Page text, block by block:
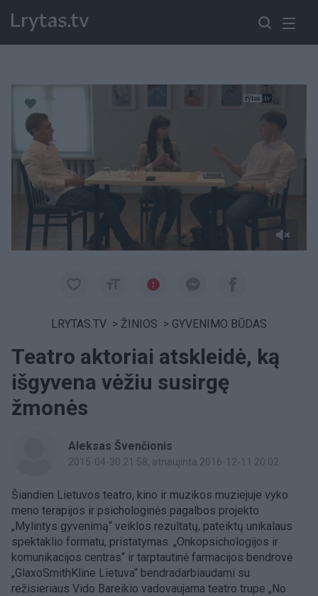
LRYTAS.TV > ŽINIOS > GYVENIMO BŪDAS
Teatro aktoriai atskleidė, ką
išgyvena vėžiu susirgę
žmonės
Aleksas Švenčionis
2015-04-30 21:58, atnaujinta 2016-12-11 20:02
Šiandien Lietuvos teatro, kino ir muzikos muziejuje vyko
meno terapijos ir psichologinės pagalbos projekto
„Mylintys gyvenimą“ veiklos rezultatų, pateiktų unikalaus
spektaklio formatu, pristatymas. „Onkopsichologijos ir
komunikacijos centras“ ir tarptautinė farmacijos bendrovė
„GlaxoSmithKline Lietuva“ bendradarbiaudami su
režisieriaus Vido Bareikio vadovaujama teatro trupe „No